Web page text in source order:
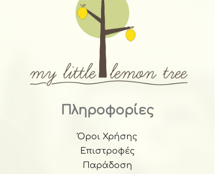
Πληροφορίες
Όροι Χρήσης
Επιστροφές
Παράδοση